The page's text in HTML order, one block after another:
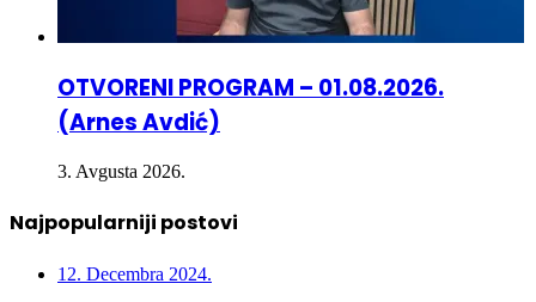
OTVORENI PROGRAM – 01.08.2026.
(Arnes Avdić)
3. Avgusta 2026.
Najpopularniji postovi